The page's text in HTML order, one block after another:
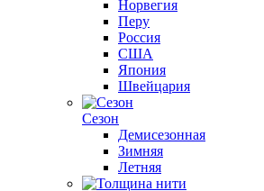
Норвегия
Перу
Россия
США
Япония
Швейцария
Сезон
Демисезонная
Зимняя
Летняя